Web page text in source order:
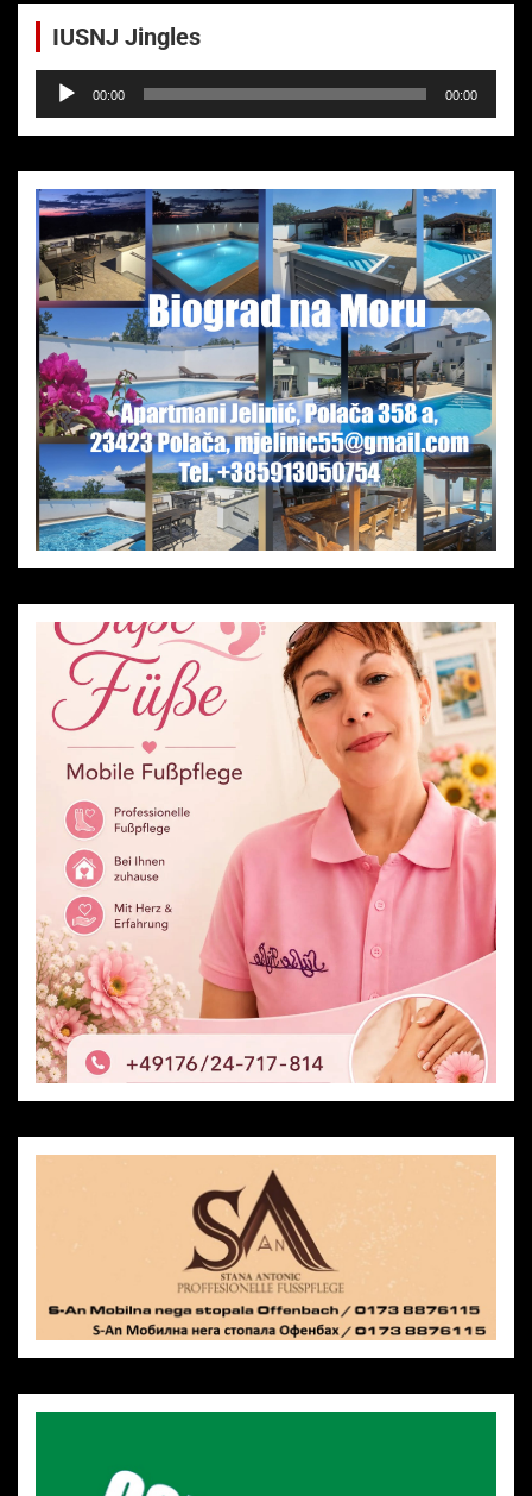
IUSNJ Jingles
Audio-
Player
00:00 00:00